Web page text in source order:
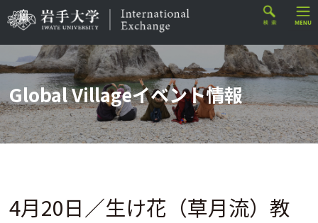
Global Villageイベント情報
4月20日／生け花（草月流）教